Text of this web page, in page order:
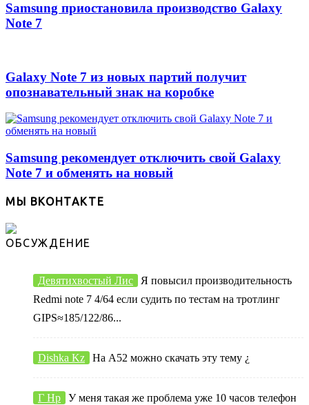
Samsung приостановила производство Galaxy
Note 7
Galaxy Note 7 из новых партий получит
опознавательный знак на коробке
Samsung рекомендует отключить свой Galaxy
Note 7 и обменять на новый
МЫ ВКОНТАКТЕ
ОБСУЖДЕНИЕ
Девятихвостый Лис
Я повысил производительность
Redmi note 7 4/64 если судить по тестам на тротлинг
GIPS≈185/122/86...
Dishka Kz На А52 можно скачать эту тему ¿
Г Нр
У меня такая же проблема уже 10 часов телефон